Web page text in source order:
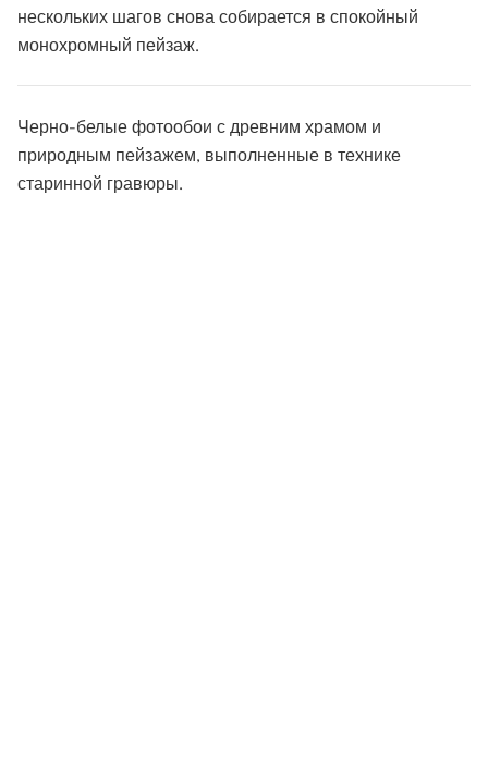
нескольких шагов снова собирается в спокойный
монохромный пейзаж.
Черно-белые фотообои с древним храмом и
природным пейзажем, выполненные в технике
старинной гравюры.